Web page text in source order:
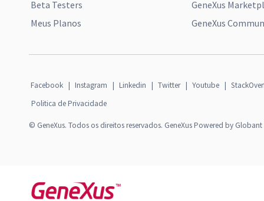
Beta Testers
Meus Planos
GeneXus
GeneXus
Facebook | Instagram | Linkedin | Twitter | Youtube |
Politica de Privacidade
© GeneXus. Todos os direitos reservados. GeneXus Powered by Globant